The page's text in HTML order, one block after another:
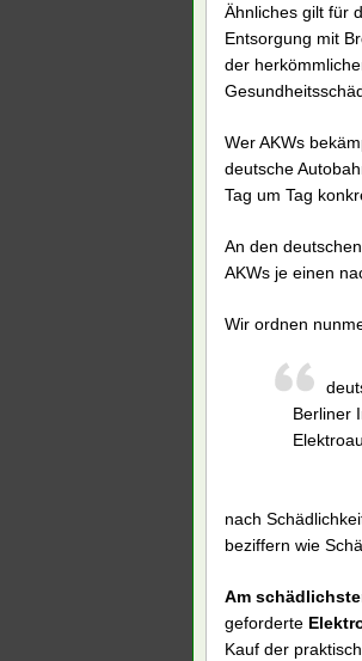
Ähnliches gilt für
Entsorgung mit
der
Wer AKWs
deutsche
Tag um Tag
An den
AKWs je einen
Wir ordnen
Berliner
nach
beziffern wie
Am
geforderte
Kauf der